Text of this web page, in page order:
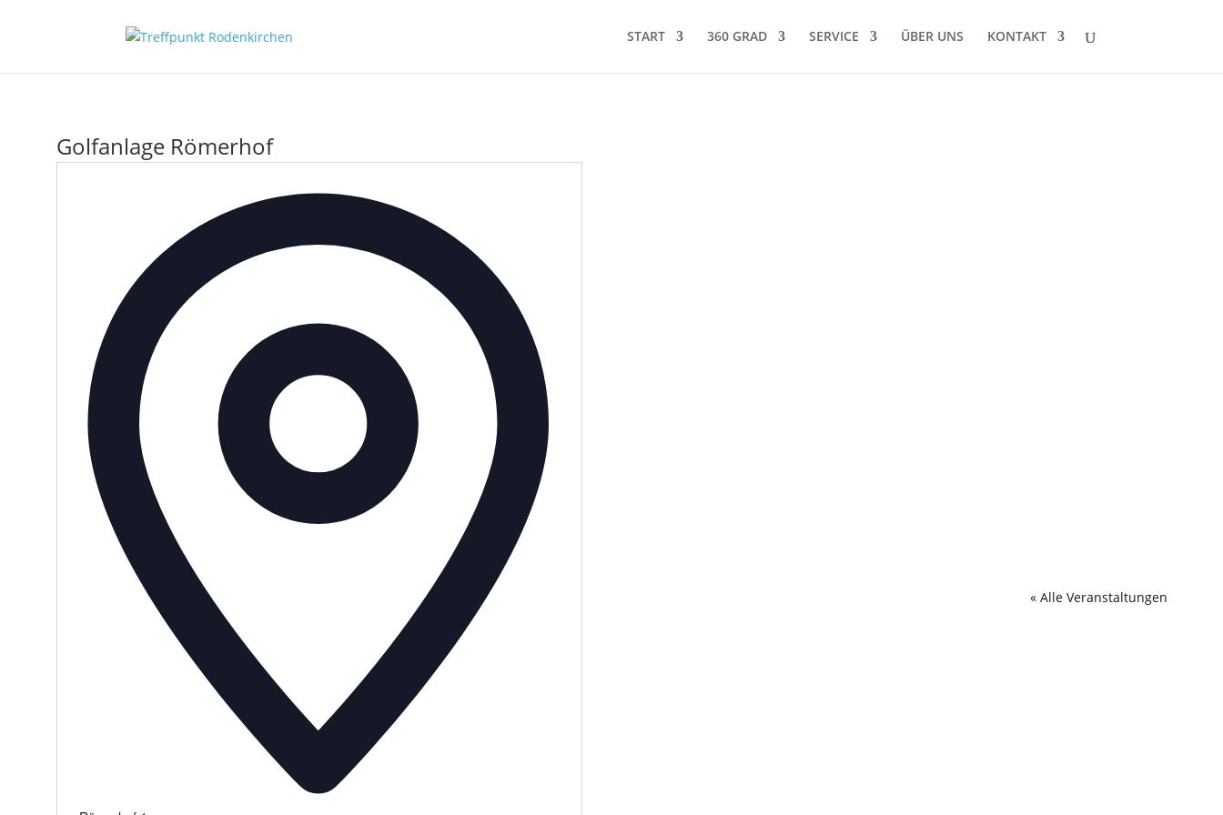
START 360 GRAD SERVICE ÜBER UNS KONTAKT
Golfanlage Römerhof
« Alle Veranstaltungen